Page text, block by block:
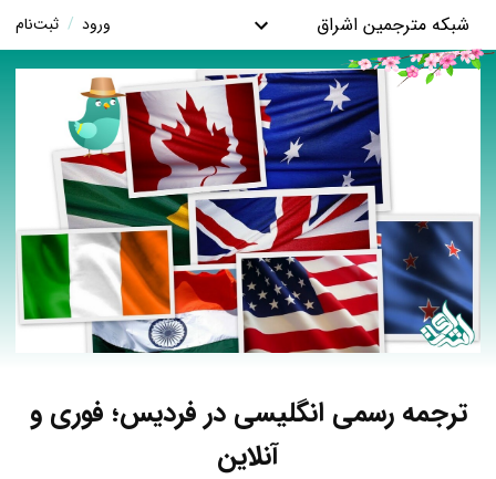
شبکه مترجمین اشراق ورود / ثبت‌نام
ترجمه رسمی انگلیسی در فردیس؛ فوری و
آنلاین